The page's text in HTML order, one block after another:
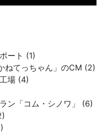
ート (1)
ねてっちゃん」のCM (2)
場 (4)
ン「コム・シノワ」 (6)